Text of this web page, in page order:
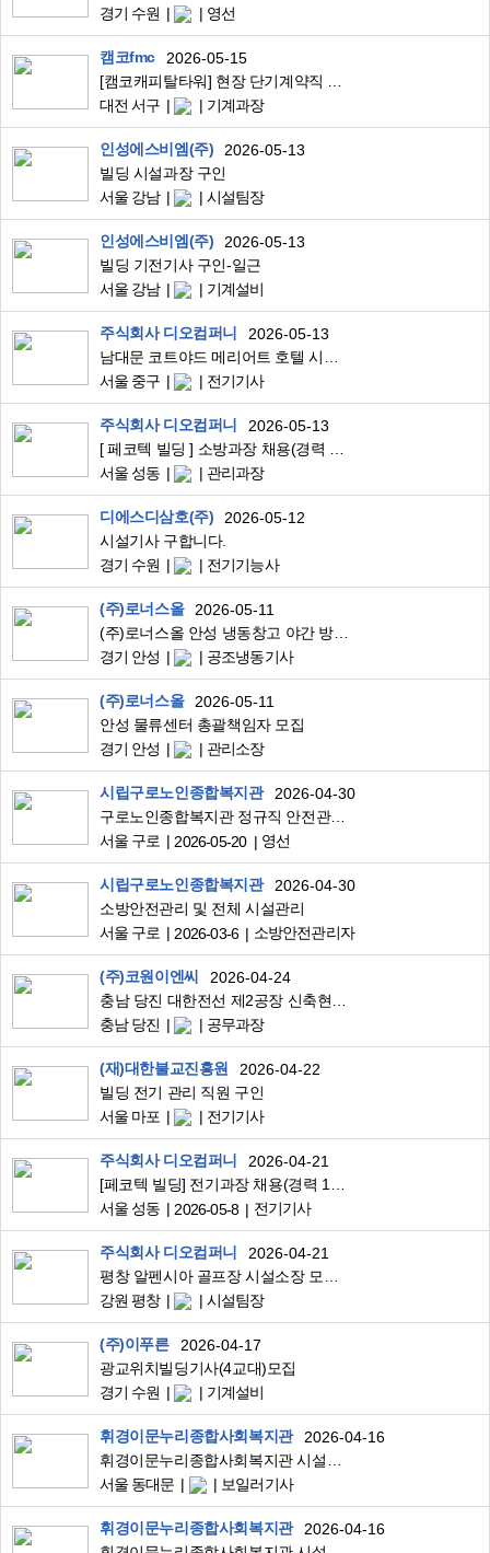
경기 수원
영선
캠코fmc
2026-05-15
대전 서구
기계과장
인성에스비엠(주)
2026-05-13
빌딩 시설과장 구인
서울 강남
시설팀장
인성에스비엠(주)
2026-05-13
빌딩 기전기사 구인-일근
서울 강남
기계설비
주식회사 디오컴퍼니
2026-05-13
서울 중구
전기기사
주식회사 디오컴퍼니
2026-05-13
서울 성동
관리과장
디에스디삼호(주)
2026-05-12
시설기사 구합니다.
경기 수원
전기기능사
(주)로너스올
2026-05-11
경기 안성
공조냉동기사
(주)로너스올
2026-05-11
안성 물류센터 총괄책임자 모집
경기 안성
관리소장
시립구로노인종합복지관
2026-04-30
구로노인종합복지관 정규직 안전관리인(관리직) 채용공고
서울 구로
2026-05-20 영선
시립구로노인종합복지관
2026-04-30
소방안전관리 및 전체 시설관리
서울 구로
2026-03-6 소방안전관리자
(주)코원이엔씨
2026-04-24
충남 당진
공무과장
(재)대한불교진흥원
2026-04-22
빌딩 전기 관리 직원 구인
서울 마포
전기기사
주식회사 디오컴퍼니
2026-04-21
서울 성동
2026-05-8 전기기사
주식회사 디오컴퍼니
2026-04-21
강원 평창
시설팀장
(주)이푸른
2026-04-17
광교위치빌딩기사(4교대)모집
경기 수원
기계설비
휘경이문누리종합사회복지관
2026-04-16
서울 동대문
보일러기사
휘경이문누리종합사회복지관
2026-04-16